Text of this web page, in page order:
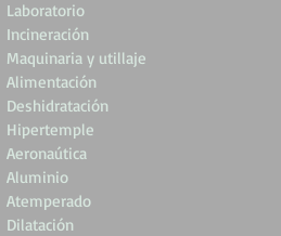
Laboratorio
Incineración
Maquinaria y utillaje
Alimentación
Deshidratación
Hipertemple
Aeronaútica
Aluminio
Atemperado
Dilatación